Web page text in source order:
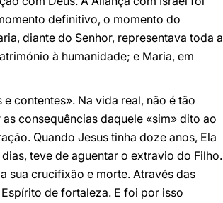
definitivo, o momento do
diante do Senhor, representava toda a
à humanidade; e Maria, em
contentes». Na vida real, não é tão
consequências daquele «sim» dito ao
Quando Jesus tinha doze anos, Ela
teve de aguentar o extravio do Filho.
sua crucifixão e morte. Através das
de fortaleza. E foi por isso